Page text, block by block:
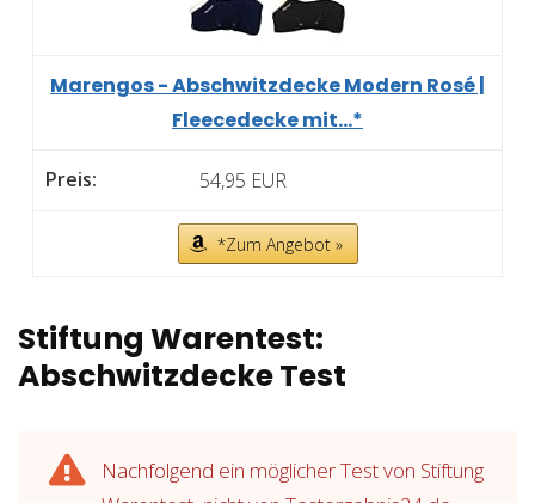
Marengos - Abschwitzdecke Modern Rosé |
Fleecedecke mit...*
54,95 EUR
*Zum Angebot »
Stiftung Warentest:
Abschwitzdecke Test
Nachfolgend ein möglicher Test von Stiftung